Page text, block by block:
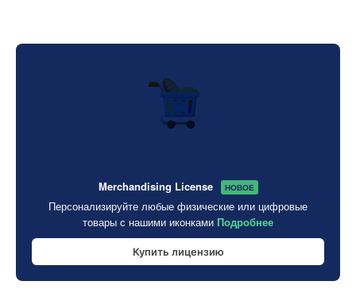
Merchandising License НОВОЕ
Персонализируйте любые физические или цифровые
товары с нашими иконками Подробнее
Купить лицензию